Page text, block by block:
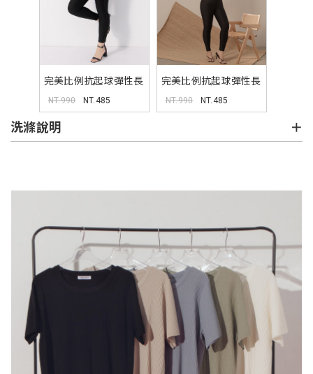
完美比例抗起球彈性長
褲(一般版)
NT.990 NT.485
完美比例抗起球彈性長
褲(長版)
NT.990 NT.485
洗滌說明